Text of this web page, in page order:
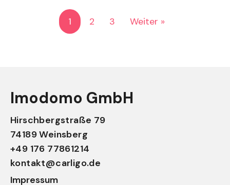
1 2 3 Weiter »
Imodomo GmbH
Hirschbergstraße 79
74189 Weinsberg
+49 176 77861214
kontakt@carligo.de
Impressum